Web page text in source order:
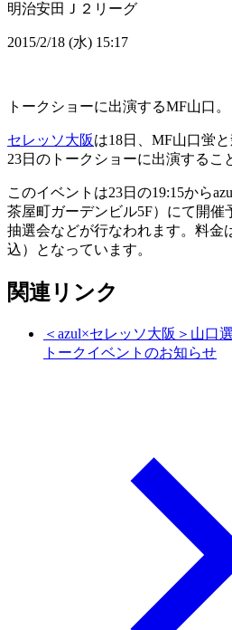
明治安田Ｊ２リーグ
2015/2/18 (水) 15:17
トークショーに出演するMF山口。
セレッソ大阪は18日、MF山口蛍
23日のトークショーに出演するこ
このイベントは23日の19:15から
茶屋町ガーデンビル5F）にて開催
抽選会などが行なわれます。料金
込）となっています。
関連リンク
＜azul×セレッソ大阪＞山
トークイベントのお知らせ